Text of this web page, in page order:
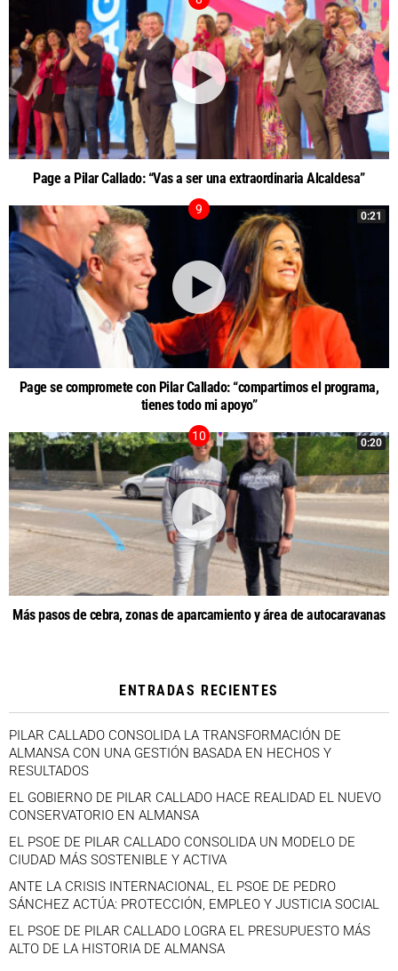
Page a Pilar Callado: “Vas a ser una extraordinaria Alcaldesa”
0:21
Page se compromete con Pilar Callado: “compartimos el programa,
tienes todo mi apoyo”
0:20
Más pasos de cebra, zonas de aparcamiento y área de autocaravanas
ENTRADAS RECIENTES
PILAR CALLADO CONSOLIDA LA TRANSFORMACIÓN DE
ALMANSA CON UNA GESTIÓN BASADA EN HECHOS Y
RESULTADOS
EL GOBIERNO DE PILAR CALLADO HACE REALIDAD EL NUEVO
CONSERVATORIO EN ALMANSA
EL PSOE DE PILAR CALLADO CONSOLIDA UN MODELO DE
CIUDAD MÁS SOSTENIBLE Y ACTIVA
ANTE LA CRISIS INTERNACIONAL, EL PSOE DE PEDRO
SÁNCHEZ ACTÚA: PROTECCIÓN, EMPLEO Y JUSTICIA SOCIAL
EL PSOE DE PILAR CALLADO LOGRA EL PRESUPUESTO MÁS
ALTO DE LA HISTORIA DE ALMANSA